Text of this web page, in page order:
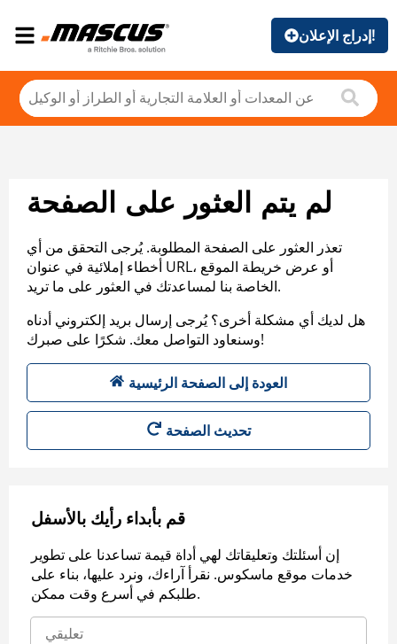
إدراج الإعلان!
لم يتم العثور على الصفحة
تعذر العثور على الصفحة المطلوبة. يُرجى التحقق من أي
أخطاء إملائية في عنوان URL، أو عرض خريطة الموقع
الخاصة بنا لمساعدتك في العثور على ما تريد.
هل لديك أي مشكلة أخرى؟ يُرجى إرسال بريد إلكتروني أدناه
وسنعاود التواصل معك. شكرًا على صبرك!
العودة إلى الصفحة الرئيسية
تحديث الصفحة
قم بأبداء رأيك بالأسفل
إن أسئلتك وتعليقاتك لهي أداة قيمة تساعدنا على تطوير
خدمات موقع ماسكوس. نقرأ آراءك، ونرد عليها، بناء على
طلبكم في أسرع وقت ممكن.